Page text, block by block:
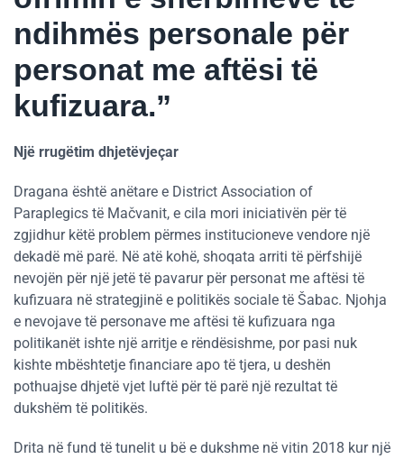
ndihmës personale për
personat me aftësi të
kufizuara.”
Një rrugëtim dhjetëvjeçar
Dragana është anëtare e District Association of
Paraplegics të Mačvanit, e cila mori iniciativën për të
zgjidhur këtë problem përmes institucioneve vendore një
dekadë më parë. Në atë kohë, shoqata arriti të përfshijë
nevojën për një jetë të pavarur për personat me aftësi të
kufizuara në strategjinë e politikës sociale të Šabac. Njohja
e nevojave të personave me aftësi të kufizuara nga
politikanët ishte një arritje e rëndësishme, por pasi nuk
kishte mbështetje financiare apo të tjera, u deshën
pothuajse dhjetë vjet luftë për të parë një rezultat të
dukshëm të politikës.
Drita në fund të tunelit u bë e dukshme në vitin 2018 kur një